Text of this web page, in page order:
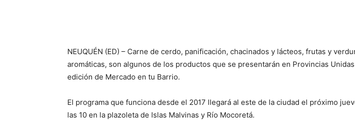
NEUQUÉN (ED) – Carne de cerdo, panificación, chacinados y lácteos, frutas y
aromáticas, son algunos de los productos que se presentarán en Provincias
edición de Mercado en tu Barrio.
El programa que funciona desde el 2017 llegará al este de la ciudad el próximo
las 10 en la plazoleta de Islas Malvinas y Río Mocoretá.